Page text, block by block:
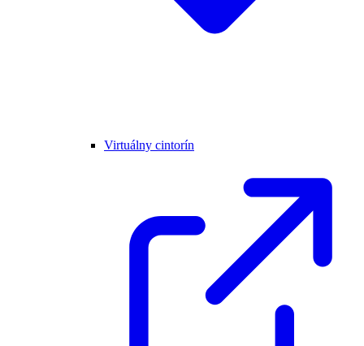
Virtuálny cintorín